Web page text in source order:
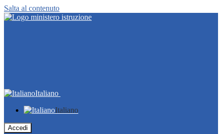
Salta al contenuto
Italiano
Italiano
Accedi